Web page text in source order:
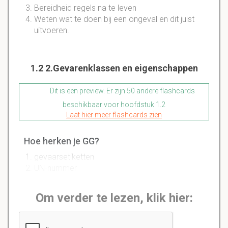
Bereidheid regels na te leven
Weten wat te doen bij een ongeval en dit juist
uitvoeren.
1.2 2.Gevarenklassen en eigenschappen
Dit is een preview. Er zijn 50 andere flashcards
beschikbaar voor hoofdstuk 1.2
Laat hier meer flashcards zien
Hoe herken je GG?
gevaarsetiketten
Om verder te lezen, klik hier: